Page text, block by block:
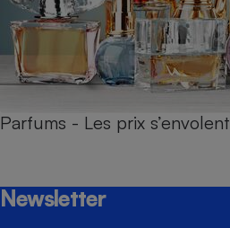
Parfums - Les prix s’envolent
Newsletter